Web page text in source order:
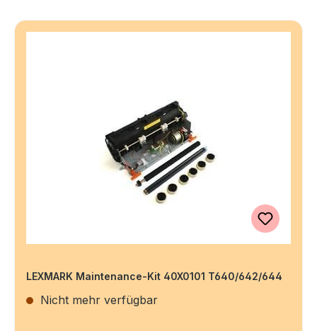
LEXMARK Maintenance-Kit 40X0101 T640/642/644
Nicht mehr verfügbar